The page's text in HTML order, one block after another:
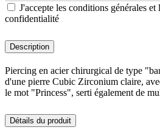
J'accepte les conditions générales
confidentialité
Description
Piercing en acier chirurgical de type
d'une pierre Cubic Zirconium claire,
le mot "Princess", serti également de
Détails du produit